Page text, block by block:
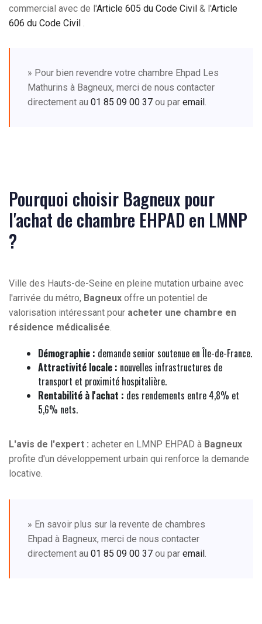
commercial avec de l'Article 605 du Code Civil & l'Article
606 du Code Civil
» Pour bien revendre votre chambre Ehpad Les
Mathurins à Bagneux, merci de nous contacter
directement au 01 85 09 00 37 ou par email
Pourquoi choisir Bagneux pour
l'achat de chambre EHPAD en LMNP
?
Ville des Hauts-de-Seine en pleine mutation urbaine avec
l'arrivée du métro, Bagneux offre un potentiel de
valorisation intéressant pour acheter une chambre en
résidence médicalisée
Démographie : demande senior soutenue en Île-de-France.
Attractivité locale : nouvelles infrastructures de
transport et proximité hospitalière.
Rentabilité à l'achat : des rendements entre 4,8% et
5,6% nets.
L'avis de l'expert : acheter en LMNP EHPAD à Bagneux
profite d'un développement urbain qui renforce la demande
locative.
» En savoir plus sur la revente de chambres
Ehpad à Bagneux, merci de nous contacter
directement au 01 85 09 00 37 ou par email